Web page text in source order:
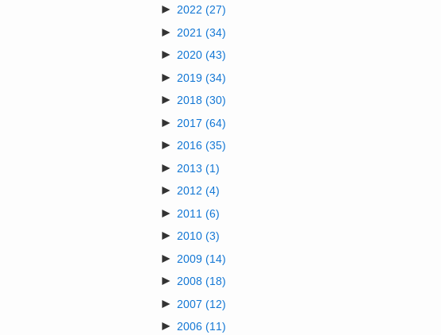
► 2022 (27)
► 2021 (34)
► 2020 (43)
► 2019 (34)
► 2018 (30)
► 2017 (64)
► 2016 (35)
► 2013 (1)
► 2012 (4)
► 2011 (6)
► 2010 (3)
► 2009 (14)
► 2008 (18)
► 2007 (12)
► 2006 (11)